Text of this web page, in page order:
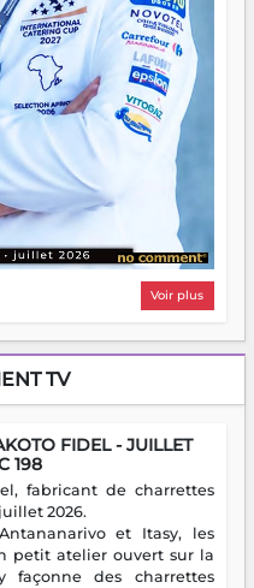
Voir plus
TV
FIDEL - JUILLET
198
fabricant de charrettes
2026.
et Itasy, les
petit atelier ouvert sur la
façonne des charrettes